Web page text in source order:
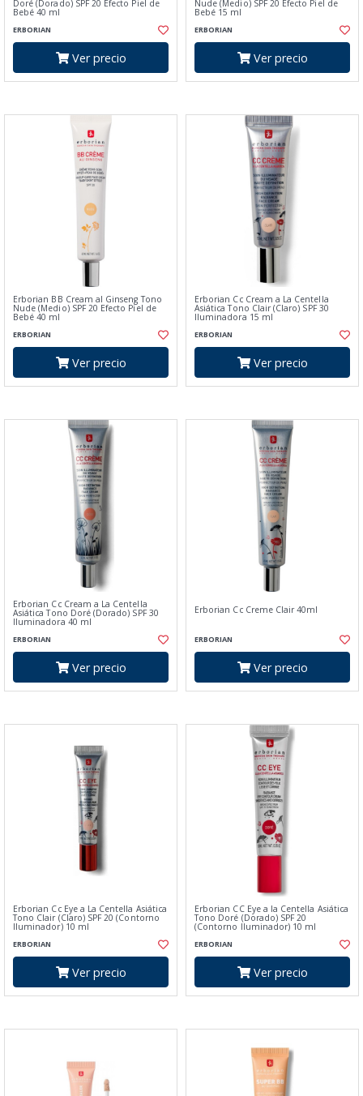
Doré (Dorado) SPF 20 Efecto Piel de
Bebé 40 ml
ERBORIAN
Ver precio
Nude (Medio) SPF 20 Efecto Piel de
Bebé 15 ml
ERBORIAN
Ver precio
Erborian BB Cream al Ginseng Tono
Nude (Medio) SPF 20 Efecto Piel de
Bebé 40 ml
ERBORIAN
Ver precio
Erborian Cc Cream a La Centella
Asiática Tono Clair (Claro) SPF 30
Iluminadora 15 ml
ERBORIAN
Ver precio
Erborian Cc Cream a La Centella
Asiática Tono Doré (Dorado) SPF 30
Iluminadora 40 ml
ERBORIAN
Ver precio
Erborian Cc Creme Clair 40ml
ERBORIAN
Ver precio
Erborian Cc Eye a La Centella Asiática
Tono Clair (Claro) SPF 20 (Contorno
Iluminador) 10 ml
ERBORIAN
Ver precio
Erborian CC Eye a la Centella Asiática
Tono Doré (Dorado) SPF 20
(Contorno Iluminador) 10 ml
ERBORIAN
Ver precio